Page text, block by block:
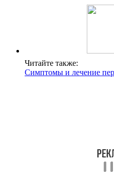
Читайте также:
Симптомы и лечение